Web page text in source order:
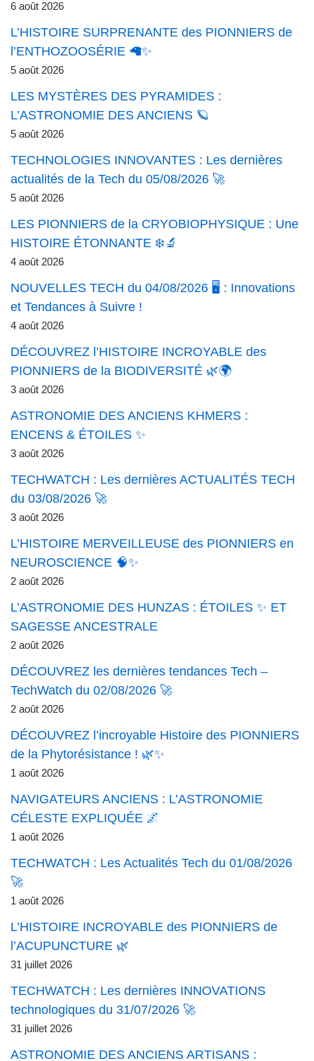
6 août 2026
L’HISTOIRE SURPRENANTE des PIONNIERS de
l’ENTHOZOOSÉRIE 🦙✨
5 août 2026
LES MYSTÈRES DES PYRAMIDES :
L’ASTRONOMIE DES ANCIENS 🪐
5 août 2026
TECHNOLOGIES INNOVANTES : Les dernières
actualités de la Tech du 05/08/2026 🚀
5 août 2026
LES PIONNIERS de la CRYOBIOPHYSIQUE : Une
HISTOIRE ÉTONNANTE ❄️🔬
4 août 2026
NOUVELLES TECH du 04/08/2026 🖥️ : Innovations
et Tendances à Suivre !
4 août 2026
DÉCOUVREZ l’HISTOIRE INCROYABLE des
PIONNIERS de la BIODIVERSITÉ 🌿🌍
3 août 2026
ASTRONOMIE DES ANCIENS KHMERS :
ENCENS & ÉTOILES ✨
3 août 2026
TECHWATCH : Les dernières ACTUALITÉS TECH
du 03/08/2026 🚀
3 août 2026
L’HISTOIRE MERVEILLEUSE des PIONNIERS en
NEUROSCIENCE 🧠✨
2 août 2026
L’ASTRONOMIE DES HUNZAS : ÉTOILES ✨ ET
SAGESSE ANCESTRALE
2 août 2026
DÉCOUVREZ les dernières tendances Tech –
TechWatch du 02/08/2026 🚀
2 août 2026
DÉCOUVREZ l’incroyable Histoire des PIONNIERS
de la Phytorésistance ! 🌿✨
1 août 2026
NAVIGATEURS ANCIENS : L’ASTRONOMIE
CÉLESTE EXPLIQUÉE 🌌
1 août 2026
TECHWATCH : Les Actualités Tech du 01/08/2026
🚀
1 août 2026
L’HISTOIRE INCROYABLE des PIONNIERS de
l’ACUPUNCTURE 🌿
31 juillet 2026
TECHWATCH : Les dernières INNOVATIONS
technologiques du 31/07/2026 🚀
31 juillet 2026
ASTRONOMIE DES ANCIENS ARTISANS :